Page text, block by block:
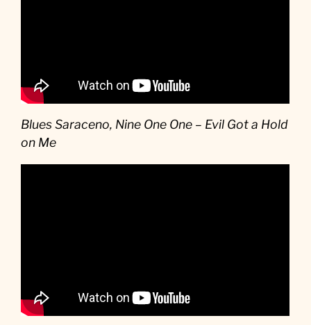
Blues Saraceno, Nine One One – Evil Got a Hold
on Me